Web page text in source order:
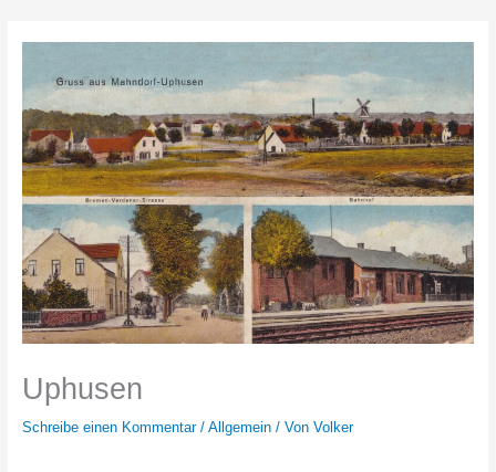
Uphusen
Schreibe einen Kommentar / Allgemein/ Von Volker